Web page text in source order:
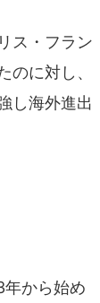
ス・フラン
に対し、
し海外進出
から始め